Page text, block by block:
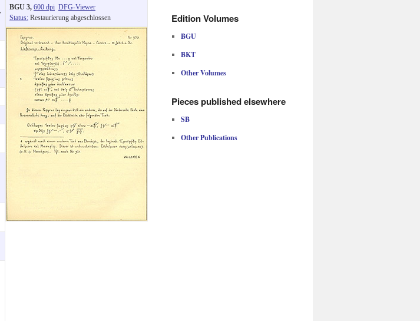
BGU 3, 600 dpi DFG-Viewer
Status: Restaurierung abgeschlossen Edition Volumes
BGU
BKT
Other Volumes
Pieces published elsewhere
SB
Other Publications